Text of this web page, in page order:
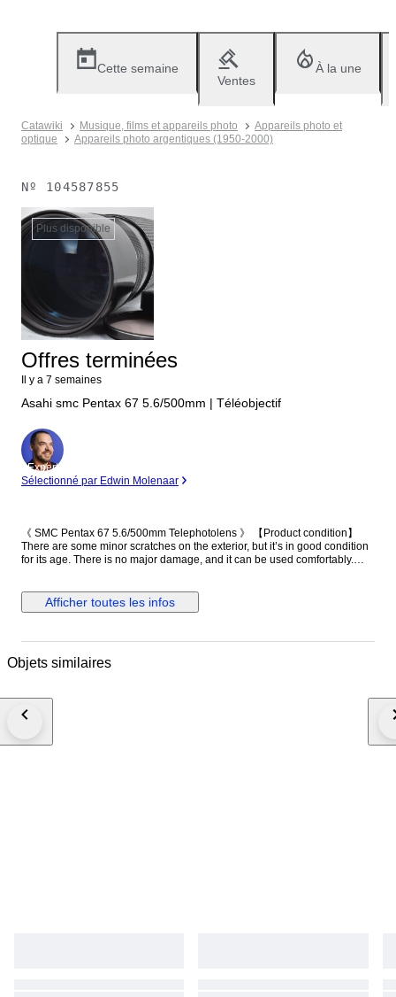
Cette semaine
Ventes
À la une
Catawiki Musique, films et appareils photo
Appareils photo et
optique
Appareils photo argentiques (1950-2000)
Nº 104587855
Plus disponible
Offres terminées
Il y a 7 semaines
Asahi smc Pentax 67 5.6/500mm | Téléobjectif
Expert
Sélectionné par Edwin Molenaar
《 SMC Pentax 67 5.6/500mm Telephotolens 》 【Product condition】
There are some minor scratches on the exterior, but it’s in good condition
for its age. There is no major damage, and it can be used comfortably.
There is approximately 1.5 cm of fungus around the edge of the front
element, and fungus is present throughout the middle and rear elements.
local customs office may impose import duties and taxes. If your item is
refund. A video of the item’s condition and functionality is recorded prior to
Afficher toutes les infos
Objets similaires